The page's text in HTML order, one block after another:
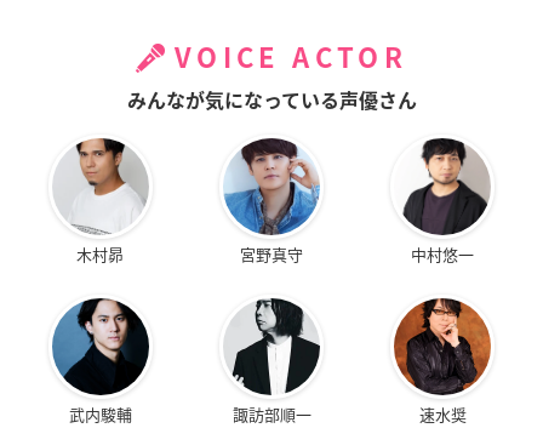
VOICE ACTOR
みんなが気になっている声優さん
木村昴 宮野真守 中村悠一
武内駿輔 諏訪部順一 速水奨